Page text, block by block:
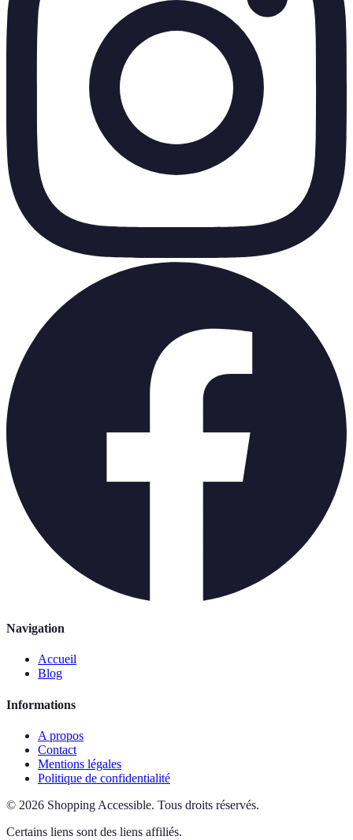
Navigation
Accueil
Blog
Informations
A propos
Contact
Mentions légales
Politique de confidentialité
© 2026 Shopping Accessible. Tous droits réservés.
Certains liens sont des liens affiliés.